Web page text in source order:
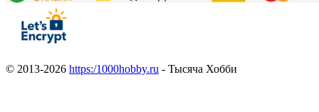
© 2013-2026 https:/1000hobby.ru - Тысяча Хобби